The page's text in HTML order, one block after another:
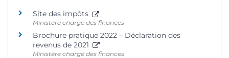
Site des impôts
Ministère chargé des finances
Brochure pratique 2022 – Déclaration des
revenus de 2021
Ministère chargé des finances